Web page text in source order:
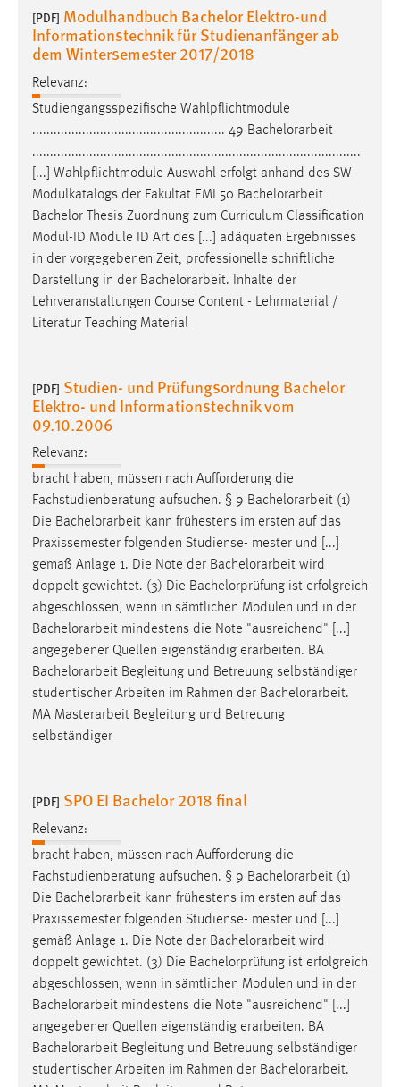
[PDF] Modulhandbuch Bachelor Elektro-und
Informationstechnik für Studienanfänger ab
dem Wintersemester 2017/2018
Relevanz:
Studiengangsspezifische Wahlpflichtmodule
...................................................... 49 Bachelorarbeit
............................................................................................
[...] Wahlpflichtmodule Auswahl erfolgt anhand des SW-
Modulkatalogs der Fakultät EMI 50 Bachelorarbeit
Bachelor Thesis Zuordnung zum Curriculum Classification
Modul-ID Module ID Art des [...] adäquaten Ergebnisses
in der vorgegebenen Zeit, professionelle schriftliche
Darstellung in der Bachelorarbeit. Inhalte der
Lehrveranstaltungen Course Content - Lehrmaterial /
Literatur Teaching Material
[PDF] Studien- und Prüfungsordnung Bachelor
Elektro- und Informationstechnik vom
09.10.2006
Relevanz:
bracht haben, müssen nach Aufforderung die
Fachstudienberatung aufsuchen. § 9 Bachelorarbeit (1)
Die Bachelorarbeit kann frühestens im ersten auf das
Praxissemester folgenden Studiense- mester und [...]
gemäß Anlage 1. Die Note der Bachelorarbeit wird
doppelt gewichtet. (3) Die Bachelorprüfung ist erfolgreich
abgeschlossen, wenn in sämtlichen Modulen und in der
Bachelorarbeit mindestens die Note "ausreichend" [...]
angegebener Quellen eigenständig erarbeiten. BA
Bachelorarbeit Begleitung und Betreuung selbständiger
studentischer Arbeiten im Rahmen der Bachelorarbeit.
MA Masterarbeit Begleitung und Betreuung
selbständiger
[PDF] SPO EI Bachelor 2018 final
Relevanz:
bracht haben, müssen nach Aufforderung die
Fachstudienberatung aufsuchen. § 9 Bachelorarbeit (1)
Die Bachelorarbeit kann frühestens im ersten auf das
Praxissemester folgenden Studiense- mester und [...]
gemäß Anlage 1. Die Note der Bachelorarbeit wird
doppelt gewichtet. (3) Die Bachelorprüfung ist erfolgreich
abgeschlossen, wenn in sämtlichen Modulen und in der
Bachelorarbeit mindestens die Note "ausreichend" [...]
angegebener Quellen eigenständig erarbeiten. BA
Bachelorarbeit Begleitung und Betreuung selbständiger
studentischer Arbeiten im Rahmen der Bachelorarbeit.
Conversion-Tracking
Cookie Laufzeit:
Name:
_fbp
Anbieter:
Facebook
Zweck:
Conversion-Tracking
Cookie Laufzeit:
EXTERNE MEDIEN
Plattformen anzeigen zu können, werden von diesen
externen Medien Cookies gesetzt.
YouTube
Vimeo